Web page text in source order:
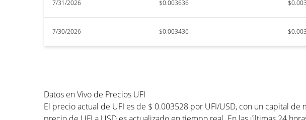
7/31/2026 $0.003636
7/30/2026 $0.003436
Datos en Vivo de Precios UFI
El precio actual de UFI es de $ 0.003528 por UFI/USD, con un capital